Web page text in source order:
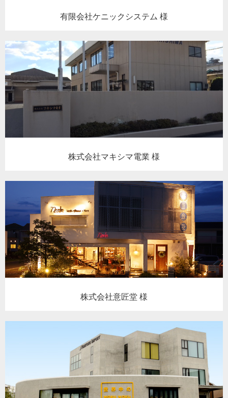
有限会社ケニックシステム 様
株式会社マキシマ電業 様
株式会社意匠堂 様